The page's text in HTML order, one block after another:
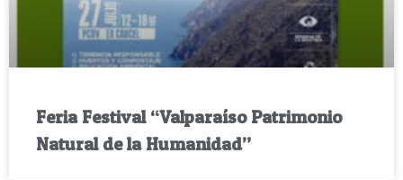
Feria Festival “Valparaíso Patrimonio
Natural de la Humanidad”